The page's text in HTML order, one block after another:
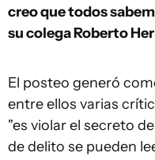
creo que todos
su colega Roberto
El posteo generó
entre ellos varias
"es violar el secreto
de delito se pueden